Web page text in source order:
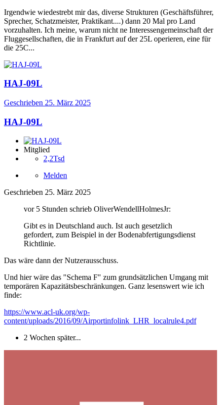
Irgendwie wiedestrebt mir das, diverse Strukturen (Geschäftsführer,
Sprecher, Schatzmeister, Praktikant....) dann 20 Mal pro Land
vorzuhalten. Ich meine, warum nicht ne Interessengemeinschaft der
Fluggesellschaften, die in Frankfurt auf der 25L operieren, eine für
die 25C...
HAJ-09L
Geschrieben 25. März 2025
HAJ-09L
Mitglied
2,2Tsd
Melden
Geschrieben 25. März 2025
vor 5 Stunden schrieb OliverWendellHolmesJr:
Gibt es in Deutschland auch. Ist auch gesetzlich
gefordert, zum Beispiel in der Bodenabfertigungsdienst
Richtlinie.
Das wäre dann der Nutzerausschuss.
Und hier wäre das "Schema F" zum grundsätzlichen Umgang mit
temporären Kapazitätsbeschränkungen. Ganz lesenswert wie ich
finde:
https://www.acl-uk.org/wp-
content/uploads/2016/09/Airportinfolink_LHR_localrule4.pdf
2 Wochen später...